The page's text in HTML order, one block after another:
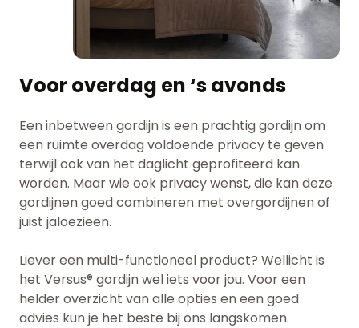
Voor overdag en ‘s avonds
Een inbetween gordijn is een prachtig gordijn om
een ruimte overdag voldoende privacy te geven
terwijl ook van het daglicht geprofiteerd kan
worden. Maar wie ook privacy wenst, die kan deze
gordijnen goed combineren met overgordijnen of
juist jaloezieën.
Liever een multi-functioneel product? Wellicht is
het Versus® gordijnwel iets voor jou. Voor een
helder overzicht van alle opties en een goed
advies kun je het beste bij ons langskomen.